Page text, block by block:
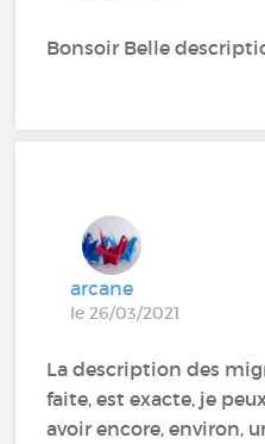
Bonsoir Belle
arcane
le 26/03/2021
La description des
faite, est exacte, je
avoir encore, environ,